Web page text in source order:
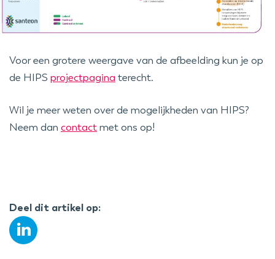
Voor een grotere weergave van de afbeelding kun je op
de HIPS projectpagina terecht.
Wil je meer weten over de mogelijkheden van HIPS?
Neem dan contact met ons op!
Deel dit artikel op: